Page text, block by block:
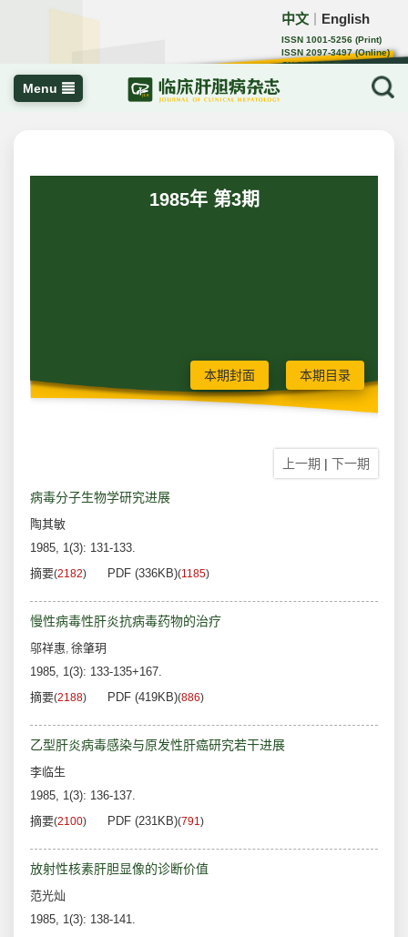
中文 English
ISSN 1001-5256 (Print)
ISSN 2097-3497 (Online)
CN 22-1108/R
Menu
1985年 第3期
本期封面 本期目录
上一期 | 下一期
病毒分子生物学研究进展
陶其敏
1985, 1(3): 131-133.
摘要(2182) PDF (336KB)(1185)
慢性病毒性肝炎抗病毒药物的治疗
邬祥惠, 徐肇玥
1985, 1(3): 133-135+167.
摘要(2188) PDF (419KB)(886)
乙型肝炎病毒感染与原发性肝癌研究若干进展
李临生
1985, 1(3): 136-137.
摘要(2100) PDF (231KB)(791)
放射性核素肝胆显像的诊断价值
范光灿
1985, 1(3): 138-141.